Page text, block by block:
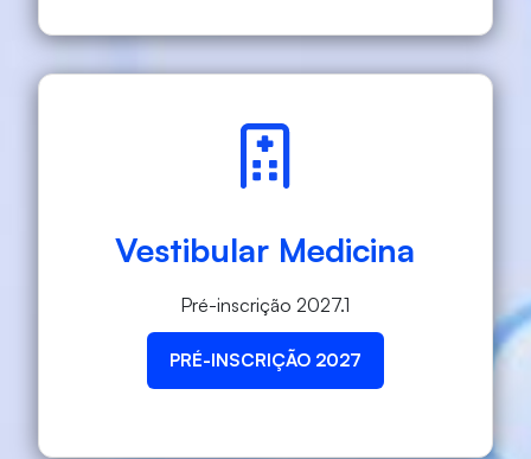
Vestibular Medicina
Pré-inscrição 2027.1
PRÉ-INSCRIÇÃO 2027